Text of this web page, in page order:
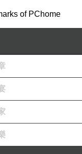
他的劍法變得
戒的威嚴。那
的地方。他秀
of PChome